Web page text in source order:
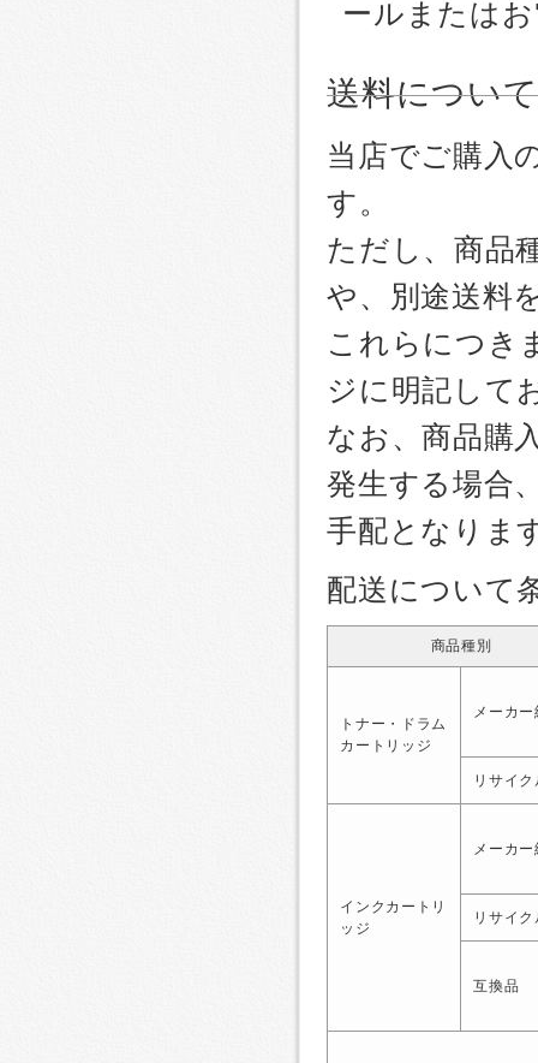
ールまたは
送料について
当店でご購入
す。
ただし、商品
や、別途送料
これらにつき
ジに明記して
なお、商品購
発生する場合
手配となりま
配送について
商品種別
トナー・ドラム
カートリッジ
メーカ
リサイ
インクカートリ
ッジ
メーカ
リサイ
互換品